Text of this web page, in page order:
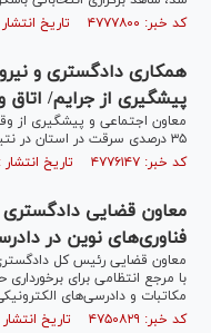
کد خبر: ۴۷۷۷۸۰۰ تاریخ انتشار : ۱۴۰۳/۰۳/۲۳
همکاری دادگستری و
پیشگیری از جرایم/
معاون اجتماعی و پیشگیری از
۳۵ درصدی سرقت در استان در نتیجه همکاری با نیروی انتظامی خبر داد.
کد خبر: ۴۷۷۶۱۴۷ تاریخ انتشار : ۱۴۰۳/۰۳/۱۲
معاون قضایی
فناوری‌های نوین در
معاون قضایی رئیس کل
با مرجع انتظامی برای
مکاتبات و دادرسی‌های
کد خبر: ۴۷۵۰۸۲۹ تاریخ انتشار : ۱۴۰۲/۱۰/۰۳